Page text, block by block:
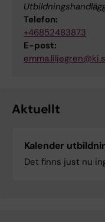
Telefon:
+46852483873
E-post:
Aktuellt
Kalender
Det finns just nu